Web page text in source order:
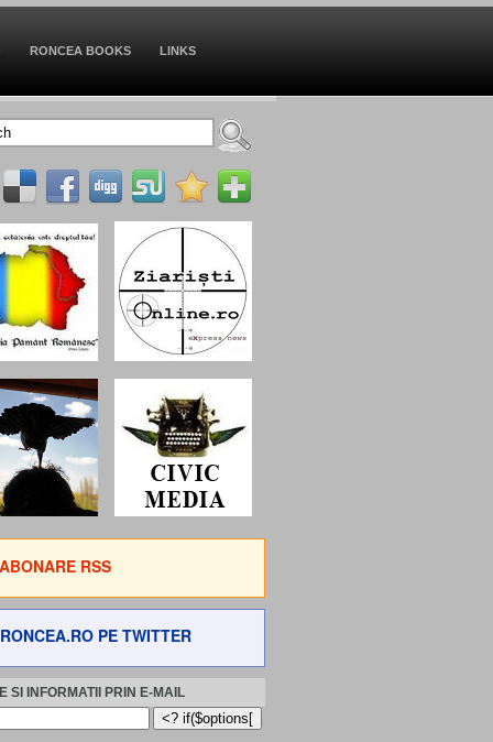
RONCEA BOOKS LINKS
ABONARE RSS
RONCEA.RO PE TWITTER
SI INFORMATII PRIN E-MAIL